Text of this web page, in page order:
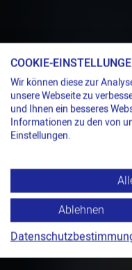
COOKIE-
Wir können diese zur
unsere Webseite zu
und Ihnen ein besseres
Informationen zu den von
Einstellungen.
Ablehnen